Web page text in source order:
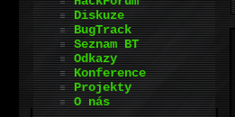
Diskuze
BugTrack
Seznam BT
Odkazy
Konference
Projekty
O nás